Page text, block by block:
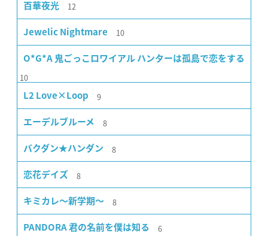
百華夜光 12
Jewelic Nightmare 10
O*G*A 鬼ごっこロワイアル ハンターは孤島で恋をする
10
L2 Love×Loop 9
エーデルブルーメ 8
バクダン★ハンダン 8
恋花デイズ 8
キミカレ〜新学期〜 8
PANDORA 君の名前を僕は知る 6